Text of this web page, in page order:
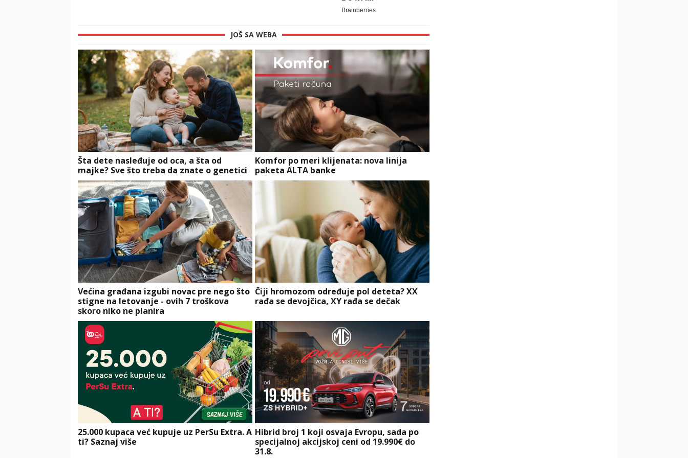
JOŠ SA WEBA
Šta dete nasleđuje od oca, a šta od
majke? Sve što treba da znate o genetici
Komfor po meri klijenata: nova linija
paketa ALTA banke
Većina građana izgubi novac pre nego što
stigne na letovanje - ovih 7 troškova
skoro niko ne planira
Čiji hromozom određuje pol deteta? XX
rađa se devojčica, XY rađa se dečak
25.000 kupaca već kupuje uz PerSu Extra. A
ti? Saznaj više
Hibrid broj 1 koji osvaja Evropu, sada po
specijalnoj akcijskoj ceni od 19.990€ do
31.8.